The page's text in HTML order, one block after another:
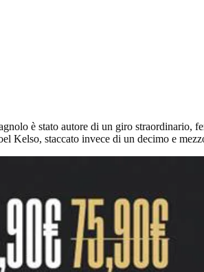
è stato autore di un giro straordinario,
Kelso, staccato invece di un decimo e